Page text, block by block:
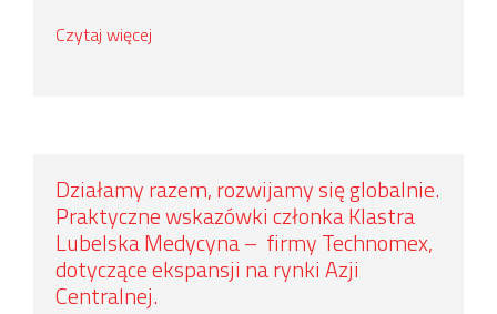
Czytaj więcej
Działamy razem, rozwijamy się globalnie.
Praktyczne wskazówki członka Klastra
Lubelska Medycyna – firmy Technomex,
dotyczące ekspansji na rynki Azji
Centralnej.